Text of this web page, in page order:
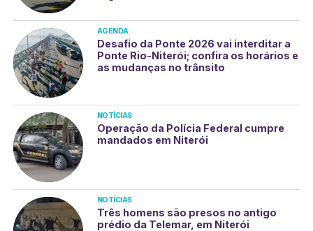
AGENDA
Desafio da Ponte 2026 vai interditar a
Ponte Rio-Niterói; confira os horários e
as mudanças no trânsito
NOTÍCIAS
Operação da Polícia Federal cumpre
mandados em Niterói
NOTÍCIAS
Três homens são presos no antigo
prédio da Telemar, em Niterói